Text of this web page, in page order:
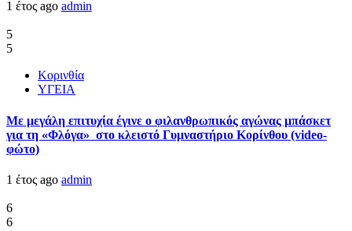
1 έτος ago admin
5
5
Κορινθία
ΥΓΕΙΑ
Με μεγάλη επιτυχία έγινε ο φιλανθρωπικός αγώνας μπάσκετ
για τη «Φλόγα» στο κλειστό Γυμναστήριο Κορίνθου (video-
φώτο)
1 έτος ago admin
6
6